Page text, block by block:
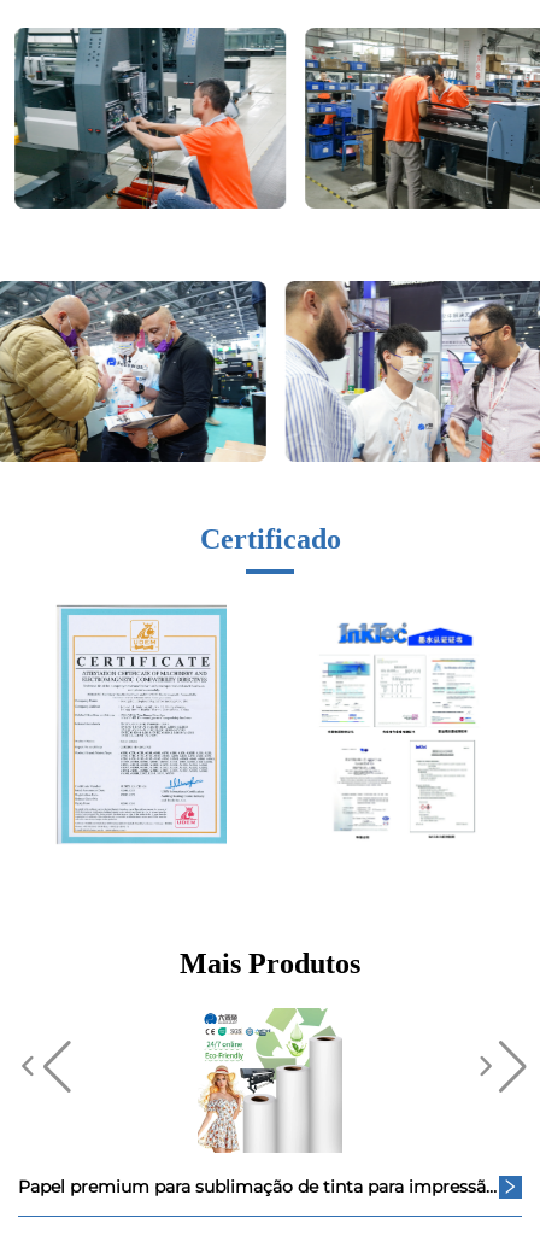
Certificado
Mais Produtos
Papel premium para sublimação de tinta para impressão digital - Escolha entre 29x/31g/33g/38g/42g/60g/70g/90g/100gsm